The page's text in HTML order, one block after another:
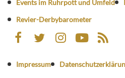
Events im Ruhrpott und Umfeld
Revier-Derbybarometer
Impressum